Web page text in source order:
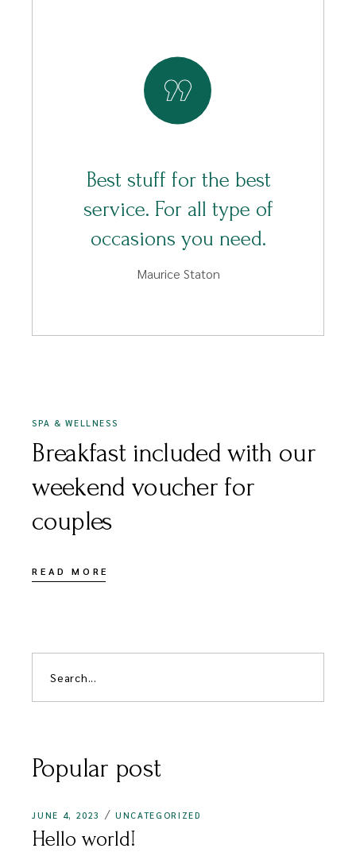
Best stuff for the best
service. For all type of
occasions you need.
Maurice Staton
SPA & WELLNESS
Breakfast included with our
weekend voucher for
couples
READ MORE
Popular post
JUNE 4, 2023 UNCATEGORIZED
Hello world!